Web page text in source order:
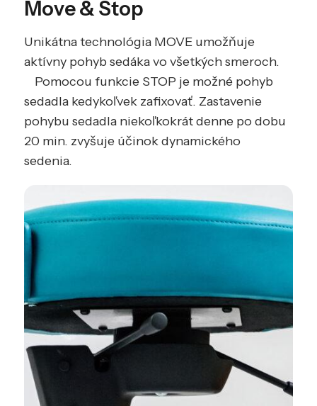
Move & Stop
Unikátna technológia MOVE umožňuje
aktívny pohyb sedáka vo všetkých smeroch.
Pomocou funkcie STOP je možné pohyb
sedadla kedykoľvek zafixovať. Zastavenie
pohybu sedadla niekoľkokrát denne po dobu
20 min. zvyšuje účinok dynamického
sedenia.